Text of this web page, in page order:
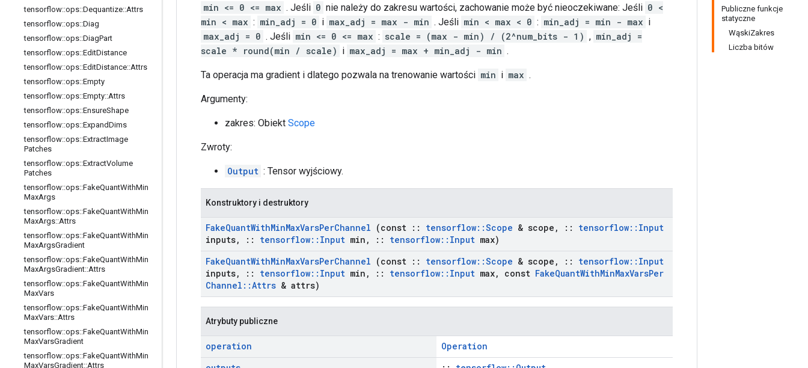
tensorflow::ops::Dequantize::Attrs
tensorflow::ops::Diag
tensorflow::ops::DiagPart
tensorflow::ops::EditDistance
tensorflow::ops::EditDistance::Attrs
tensorflow::ops::Empty
tensorflow::ops::Empty::Attrs
tensorflow::ops::EnsureShape
tensorflow::ops::ExpandDims
tensorflow::ops::ExtractImage
Patches
tensorflow::ops::ExtractVolume
Patches
tensorflow::ops::FakeQuantWithMin
MaxArgs
tensorflow::ops::FakeQuantWithMin
MaxArgs::Attrs
tensorflow::ops::FakeQuantWithMin
MaxArgsGradient
tensorflow::ops::FakeQuantWithMin
MaxArgsGradient::Attrs
tensorflow::ops::FakeQuantWithMin
MaxVars
tensorflow::ops::FakeQuantWithMin
MaxVars::Attrs
tensorflow::ops::FakeQuantWithMin
MaxVarsGradient
tensorflow::ops::FakeQuantWithMin
MaxVarsGradient::Attrs
Publiczne funkcje
statyczne
WąskiZakres
Liczba bitów
min <= 0 <= max . Jeśli 0 nie należy do zakresu wartości, zachowanie może być nieoczekiwane: Jeśli 0 <
min < max : min_adj = 0 i max_adj = max - min . Jeśli min < max < 0 : min_adj = min - max i
max_adj = 0 . Jeśli min <= 0 <= max : scale = (max - min) / (2^num_bits - 1) , min_adj =
scale * round(min / scale) i max_adj = max + min_adj - min .
Ta operacja ma gradient i dlatego pozwala na trenowanie wartości min i max .
Argumenty:
zakres: Obiekt Scope
Zwroty:
Output : Tensor wyjściowy.
Konstruktory i destruktory
FakeQuantWithMinMaxVarsPerChannel (const :: tensorflow::Scope & scope , :: tensorflow:: Input
inputs, :: tensorflow:: Input min , :: tensorflow:: Input max)
FakeQuantWithMinMaxVarsPerChannel (const :: tensorflow::Scope & scope , :: tensorflow:: Input
inputs, :: tensorflow:: Input min , :: tensorflow:: Input max, const FakeQuantWithMinMaxVarsPer
Channel ::Attrs & attrs)
Atrybuty publiczne
operation
Operation